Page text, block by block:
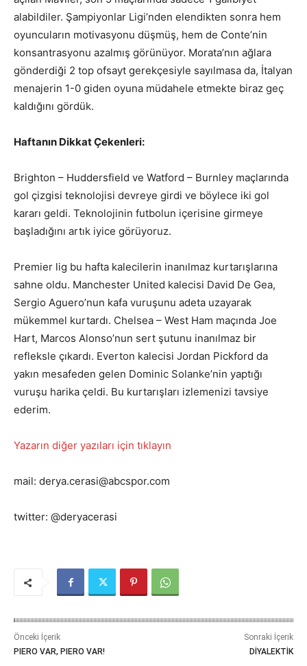
alabildiler. Şampiyonlar Ligi’nden elendikten sonra hem
oyuncuların motivasyonu düşmüş, hem de Conte’nin
konsantrasyonu azalmış görünüyor. Morata’nın ağlara
gönderdiği 2 top ofsayt gerekçesiyle sayılmasa da, İtalyan
menajerin 1-0 giden oyuna müdahele etmekte biraz geç
kaldığını gördük.
Haftanın Dikkat Çekenleri:
Brighton – Huddersfield ve Watford – Burnley maçlarında
gol çizgisi teknolojisi devreye girdi ve böylece iki gol
kararı geldi. Teknolojinin futbolun içerisine girmeye
başladığını artık iyice görüyoruz.
Premier lig bu hafta kalecilerin inanılmaz kurtarışlarına
sahne oldu. Manchester United kalecisi David De Gea,
Sergio Aguero’nun kafa vuruşunu adeta uzayarak
mükemmel kurtardı. Chelsea – West Ham maçında Joe
Hart, Marcos Alonso’nun sert şutunu inanılmaz bir
refleksle çıkardı. Everton kalecisi Jordan Pickford da
yakın mesafeden gelen Dominic Solanke’nin yaptığı
vuruşu harika çeldi. Bu kurtarışları izlemenizi tavsiye
ederim.
Yazarın diğer yazıları için tıklayın
mail: derya.cerasi@abcspor.com
twitter: @deryacerasi
Önceki İçerik
PIERO VAR, PIERO VAR!
Sonraki İçerik
DİYALEKTİK